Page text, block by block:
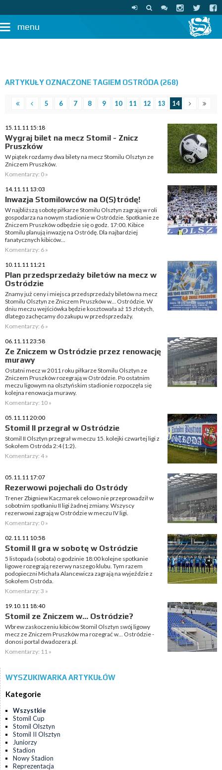
menu
ARTYKUŁY OZNACZONE TAGIEM OSTRÓDA (268)
5 6 7 8 9 10 11 12 13 14
15.11.11 15:18
Wygraj bilet na mecz Stomil - Znicz
Pruszków
W piątek rozdamy dwa bilety na mecz Stomilu Olsztyn ze
Zniczem Pruszków.
Komentarzy: 0 »
14.11.11 13:03
Inwazja Stomilowców na O(S)tródę!
W najbliższą sobotę piłkarze Stomilu Olsztyn zagrają w roli
gospodarza na nowym stadionie w Ostródzie. Spotkanie ze
Zniczem Pruszków odbędzie się o godz. 17:00. Kibice
Stomilu planują inwazję na Ostródę. Dla najbardziej
fanatycznych kibiców...
Komentarzy: 6 »
10.11.11 11:21
Plan przedsprzedaży biletów na mecz w
Ostródzie
Znamy już ceny i miejsca przedsprzedaży biletów na mecz
Stomilu Olsztyn ze Zniczem Pruszków w... Ostródzie. W
dniu meczu wejściówka będzie kosztowała aż 15 złotych,
dlatego zachęcamy do zakupu w przedsprzedaży.
Komentarzy: 6 »
06.11.11 23:58
Ze Zniczem w Ostródzie przez renowację
murawy
Ostatni mecz w 2011 roku piłkarze Stomilu Olsztyn ze
Zniczem Pruszków rozegrają w Ostródzie. Po ostatnim
meczu ligowym na olsztyńskim stadionie rozpoczęła się
kolejna renowacja murawy.
Komentarzy: 10 »
05.11.11 20:00
Stomil II przegrał w Ostródzie
Stomil II Olsztyn przegrał w meczu 15. kolejki czwartej ligi z
Sokołem Ostróda 2:4 (1:2).
Komentarzy: 4 »
05.11.11 17:07
Rezerwowi pojechali do Ostródy
Trener Zbigniew Kaczmarek celowo nie przeprowadził w
sobotnim spotkaniu II ligi żadnej zmiany. Wszyscy
rezerwowi zagrają w Ostródzie w meczu IV ligi.
Komentarzy: 0 »
02.11.11 10:58
Stomil II gra w sobotę w Ostródzie
5 listopada (sobota) o godzinie 18:00 kolejne spotkanie
ligowe rozegrają rezerwy naszego klubu. Tym razem
podopieczni Michała Alancewicza zagrają na wyjeździe z
Sokołem Ostróda.
Komentarzy: 3 »
19.10.11 18:40
Stomil ze Zniczem w... Ostródzie?
Wbrew zaskoczeniu kibiców Stomil Olsztyn swój ligowy
mecz ze Zniczem Pruszków ma rozegrać w... Ostródzie -
donosi portal dwadozera.pl.
Komentarzy: 11 »
WYSZUKIWARKA ARTYKUŁÓW
Kategorie
Wszystkie
Stomil Cup
Stomil Olsztyn
Stomil II Olsztyn
Juniorzy
Stadion
Nowy Stadion
Reprezentacja